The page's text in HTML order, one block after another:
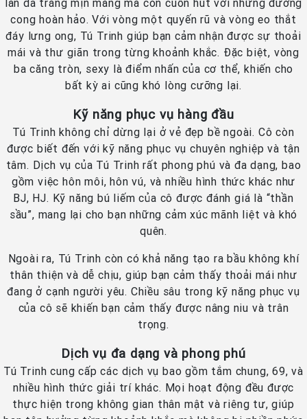
làn da trắng mịn màng mà còn cuốn hút với những đường
cong hoàn hảo. Với vòng một quyến rũ và vòng eo thắt
đáy lưng ong, Tú Trinh giúp bạn cảm nhận được sự thoải
mái và thư giãn trong từng khoảnh khắc. Đặc biệt, vòng
ba căng tròn, sexy là điểm nhấn của cơ thể, khiến cho
bất kỳ ai cũng khó lòng cưỡng lại.
Kỹ năng phục vụ hàng đầu
Tú Trinh không chỉ dừng lại ở vẻ đẹp bề ngoài. Cô còn
được biết đến với kỹ năng phục vụ chuyên nghiệp và tận
tâm. Dịch vụ của Tú Trinh rất phong phú và đa dạng, bao
gồm việc hôn môi, hôn vú, và nhiều hình thức khác như
BJ, HJ. Kỹ năng bú liếm của cô được đánh giá là “thần
sầu”, mang lại cho bạn những cảm xúc mãnh liệt và khó
quên.
Ngoài ra, Tú Trinh còn có khả năng tạo ra bầu không khí
thân thiện và dễ chịu, giúp bạn cảm thấy thoải mái như
đang ở cạnh người yêu. Chiều sâu trong kỹ năng phục vụ
của cô sẽ khiến bạn cảm thấy được nâng niu và trân
trọng.
Dịch vụ đa dạng và phong phú
Tú Trinh cung cấp các dịch vụ bao gồm tắm chung, 69, và
nhiều hình thức giải trí khác. Mọi hoạt động đều được
thực hiện trong không gian thân mật và riêng tư, giúp